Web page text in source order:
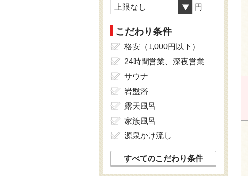
上限なし 円
こだわり条件
格安（1,000円以下）
24時間営業、深夜営業
サウナ
岩盤浴
露天風呂
家族風呂
源泉かけ流し
すべてのこだわり条件